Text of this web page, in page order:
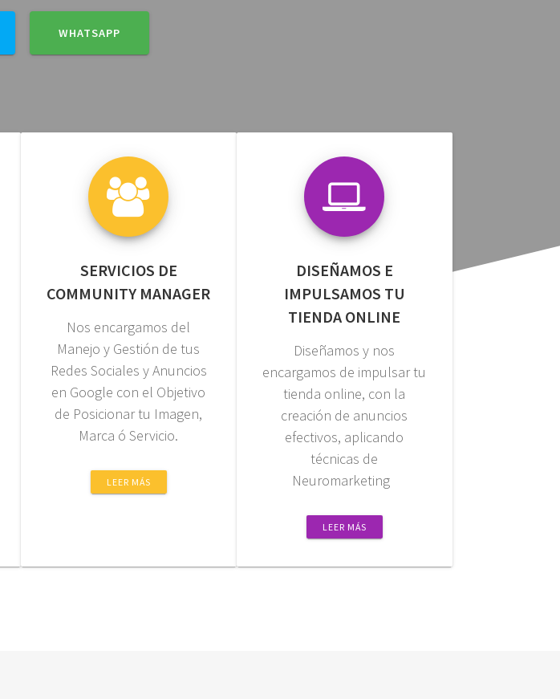
WHATSAPP
SERVICIOS DE
COMMUNITY MANAGER
Nos encargamos del
Manejo y Gestión de tus
Redes Sociales y Anuncios
en Google con el Objetivo
de Posicionar tu Imagen,
Marca ó Servicio.
LEER MÁS
DISEÑAMOS E
IMPULSAMOS TU
TIENDA ONLINE
Diseñamos y nos
encargamos de impulsar tu
tienda online, con la
creación de anuncios
efectivos, aplicando
técnicas de
Neuromarketing
LEER MÁS